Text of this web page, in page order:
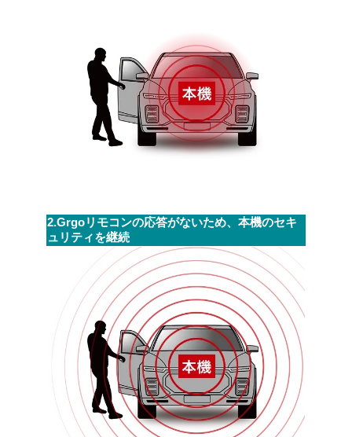
2.Grgoリモコンの応答がないため、本機のセキ
ュリティを継続